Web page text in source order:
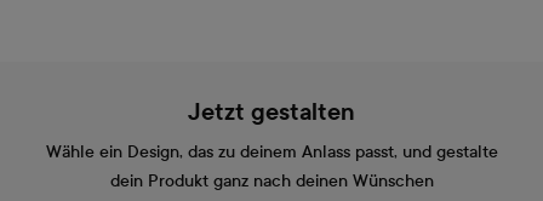
Jetzt gestalten
Wähle ein Design, das zu deinem Anlass passt, und gestalte
dein Produkt ganz nach deinen Wünschen